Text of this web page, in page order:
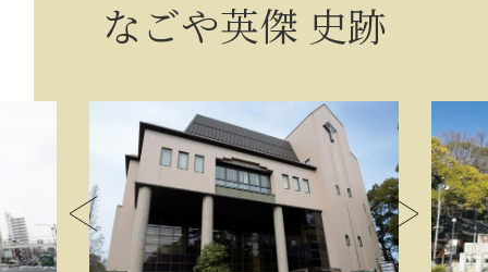
なごや英傑 史跡